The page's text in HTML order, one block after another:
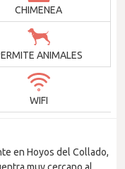
CHIMENEA
ANIMALES
WIFI
en Hoyos del Collado,